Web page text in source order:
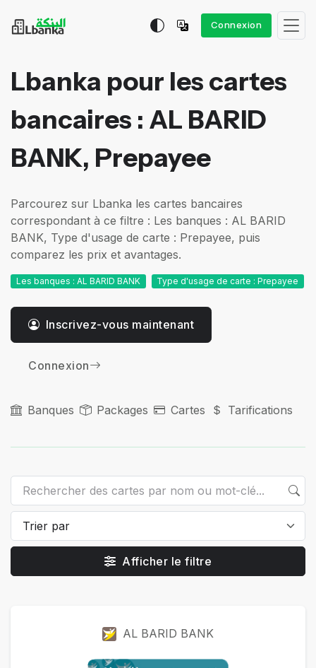
Connexion
Lbanka pour les cartes
bancaires : AL BARID
BANK, Prepayee
Parcourez sur Lbanka les cartes bancaires
correspondant à ce filtre : Les banques : AL BARID
BANK, Type d'usage de carte : Prepayee, puis
comparez les prix et avantages.
Les banques : AL BARID BANK Type d'usage de carte : Prepayee
Inscrivez-vous maintenant
Connexion
Banques Packages Cartes Tarifications
Afficher le filtre
AL BARID BANK